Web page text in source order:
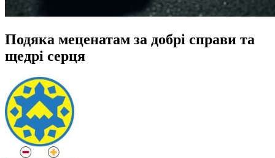
Подяка меценатам за добрі справи та
щедрі серця